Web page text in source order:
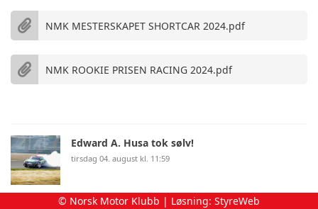
NMK MESTERSKAPET SHORTCAR 2024.pdf
NMK ROOKIE PRISEN RACING 2024.pdf
Edward A. Husa tok sølv!
tirsdag 04. august kl. 11:59
© Norsk Motor Klubb | Løsning: StyreWeb